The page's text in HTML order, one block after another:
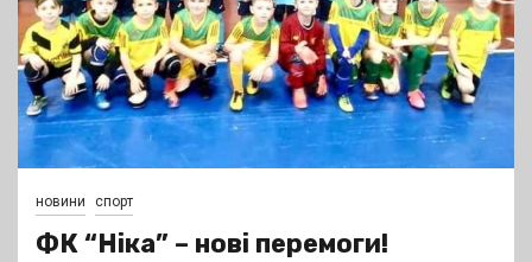
новини спорт
ФК “Ніка” – нові перемоги!